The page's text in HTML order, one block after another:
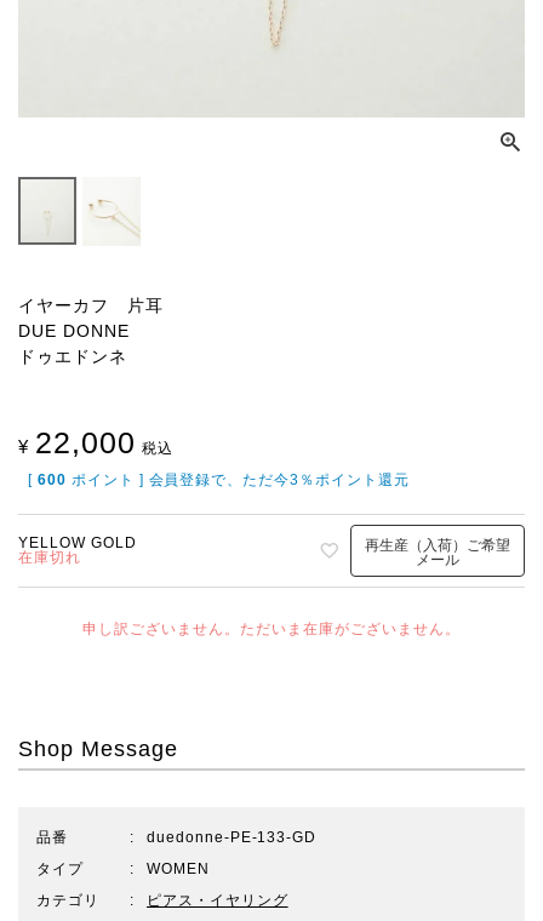
イヤーカフ 片耳
DUE DONNE
ドゥエドンネ
¥ 22,000 税込
[ 600 ポイント ] 会員登録で、ただ今3％ポイント還元
YELLOW GOLD
在庫切れ
再生産（入荷）ご希望
メール
申し訳ございません。ただいま在庫がございません。
Shop Message
品番
duedonne-PE-133-GD
タイプ
WOMEN
カテゴリ
ピアス・イヤリング